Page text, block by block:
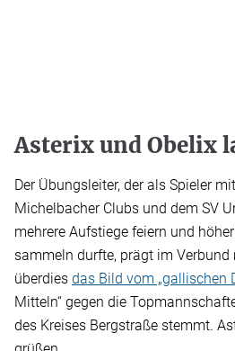
Asterix und Obelix
Der Übungsleiter, der als Spieler
Michelbacher Clubs und dem SV
mehrere Aufstiege feiern und
sammeln durfte, prägt im
überdies das Bild vom „gallischen
Mitteln“ gegen die
des Kreises Bergstraße stemmt.